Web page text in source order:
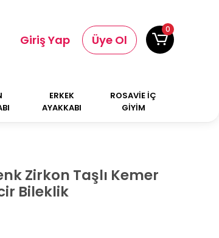
Giriş Yap Üye Ol
0
ERKEK
AYAKKABI
ROSAVİE İÇ
GİYİM
Zirkon Taşlı Kemer
Bileklik